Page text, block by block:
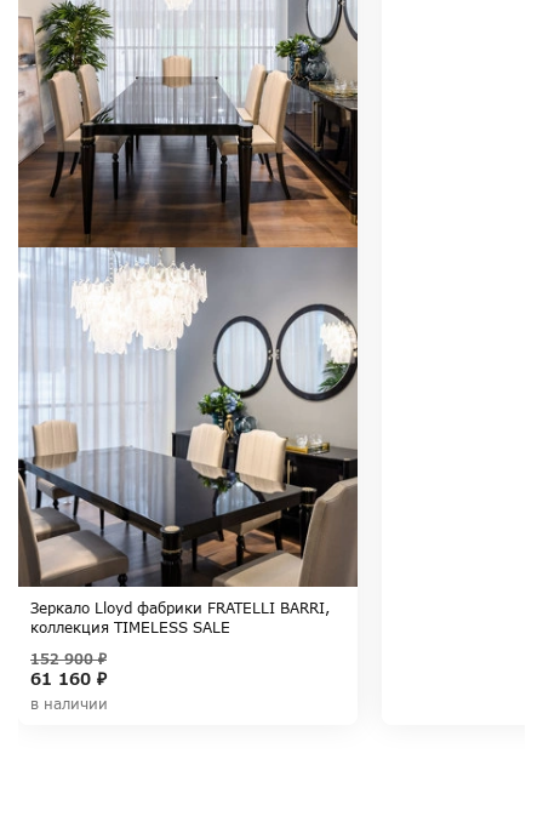
Зеркало Lloyd фабрики FRATELLI BARRI,
коллекция TIMELESS SALE
61 160 ₽
152 900 ₽
в наличии